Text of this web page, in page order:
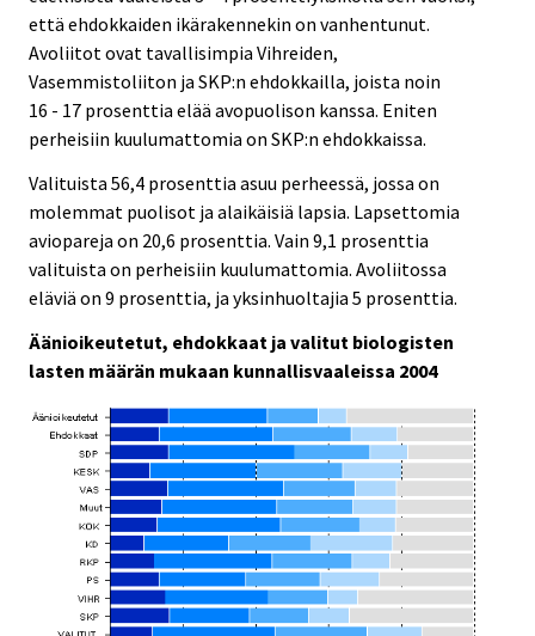
että ehdokkaiden ikärakennekin on vanhentunut.
Avoliitot ovat tavallisimpia Vihreiden,
Vasemmistoliiton ja SKP:n ehdokkailla, joista noin
16 - 17 prosenttia elää avopuolison kanssa. Eniten
perheisiin kuulumattomia on SKP:n ehdokkaissa.
Valituista 56,4 prosenttia asuu perheessä, jossa on
molemmat puolisot ja alaikäisiä lapsia. Lapsettomia
aviopareja on 20,6 prosenttia. Vain 9,1 prosenttia
valituista on perheisiin kuulumattomia. Avoliitossa
eläviä on 9 prosenttia, ja yksinhuoltajia 5 prosenttia.
Äänioikeutetut, ehdokkaat ja valitut biologisten
lasten määrän mukaan kunnallisvaaleissa 2004